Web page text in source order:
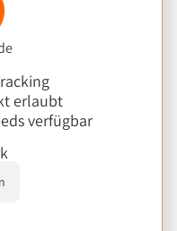
erlaubt
verfügbar